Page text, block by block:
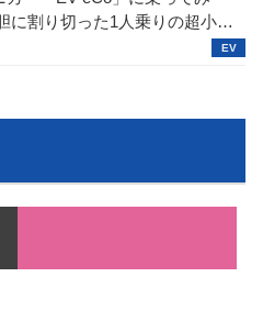
に割り切った1人乗りの超小型